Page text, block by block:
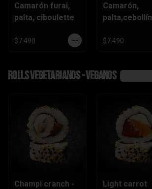
Camarón furai,
palta, ciboulette
$7.490
Camarón,
palta,cebollín
$7.490
Rolls vegetarianos - veganos
Champi cranch -
Light carrot